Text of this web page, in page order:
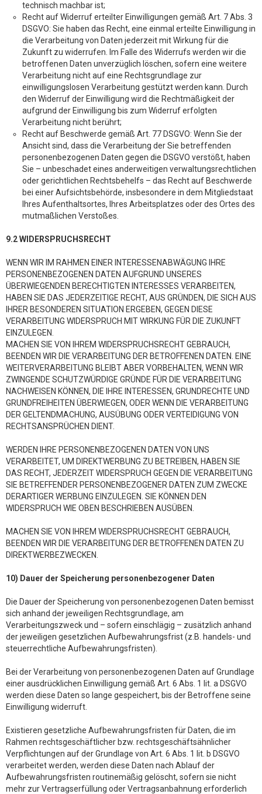
technisch machbar ist;
Recht auf Widerruf erteilter Einwilligungen gemäß Art. 7 Abs. 3
DSGVO: Sie haben das Recht, eine einmal erteilte Einwilligung in
die Verarbeitung von Daten jederzeit mit Wirkung für die
Zukunft zu widerrufen. Im Falle des Widerrufs werden wir die
betroffenen Daten unverzüglich löschen, sofern eine weitere
Verarbeitung nicht auf eine Rechtsgrundlage zur
einwilligungslosen Verarbeitung gestützt werden kann. Durch
den Widerruf der Einwilligung wird die Rechtmäßigkeit der
aufgrund der Einwilligung bis zum Widerruf erfolgten
Verarbeitung nicht berührt;
Recht auf Beschwerde gemäß Art. 77 DSGVO: Wenn Sie der
Ansicht sind, dass die Verarbeitung der Sie betreffenden
personenbezogenen Daten gegen die DSGVO verstößt, haben
Sie – unbeschadet eines anderweitigen verwaltungsrechtlichen
oder gerichtlichen Rechtsbehelfs – das Recht auf Beschwerde
bei einer Aufsichtsbehörde, insbesondere in dem Mitgliedstaat
Ihres Aufenthaltsortes, Ihres Arbeitsplatzes oder des Ortes des
mutmaßlichen Verstoßes.
9.2 WIDERSPRUCHSRECHT
WENN WIR IM RAHMEN EINER INTERESSENABWÄGUNG IHRE
PERSONENBEZOGENEN DATEN AUFGRUND UNSERES
ÜBERWIEGENDEN BERECHTIGTEN INTERESSES VERARBEITEN,
HABEN SIE DAS JEDERZEITIGE RECHT, AUS GRÜNDEN, DIE SICH AUS
IHRER BESONDEREN SITUATION ERGEBEN, GEGEN DIESE
VERARBEITUNG WIDERSPRUCH MIT WIRKUNG FÜR DIE ZUKUNFT
EINZULEGEN.
MACHEN SIE VON IHREM WIDERSPRUCHSRECHT GEBRAUCH,
BEENDEN WIR DIE VERARBEITUNG DER BETROFFENEN DATEN. EINE
WEITERVERARBEITUNG BLEIBT ABER VORBEHALTEN, WENN WIR
ZWINGENDE SCHUTZWÜRDIGE GRÜNDE FÜR DIE VERARBEITUNG
NACHWEISEN KÖNNEN, DIE IHRE INTERESSEN, GRUNDRECHTE UND
GRUNDFREIHEITEN ÜBERWIEGEN, ODER WENN DIE VERARBEITUNG
DER GELTENDMACHUNG, AUSÜBUNG ODER VERTEIDIGUNG VON
RECHTSANSPRÜCHEN DIENT.
WERDEN IHRE PERSONENBEZOGENEN DATEN VON UNS
VERARBEITET, UM DIREKTWERBUNG ZU BETREIBEN, HABEN SIE
DAS RECHT, JEDERZEIT WIDERSPRUCH GEGEN DIE VERARBEITUNG
SIE BETREFFENDER PERSONENBEZOGENER DATEN ZUM ZWECKE
DERARTIGER WERBUNG EINZULEGEN. SIE KÖNNEN DEN
WIDERSPRUCH WIE OBEN BESCHRIEBEN AUSÜBEN.
MACHEN SIE VON IHREM WIDERSPRUCHSRECHT GEBRAUCH,
BEENDEN WIR DIE VERARBEITUNG DER BETROFFENEN DATEN ZU
DIREKTWERBEZWECKEN.
10) Dauer der Speicherung personenbezogener Daten
Die Dauer der Speicherung von personenbezogenen Daten bemisst
sich anhand der jeweiligen Rechtsgrundlage, am
Verarbeitungszweck und – sofern einschlägig – zusätzlich anhand
der jeweiligen gesetzlichen Aufbewahrungsfrist (z.B. handels- und
steuerrechtliche Aufbewahrungsfristen).
Bei der Verarbeitung von personenbezogenen Daten auf Grundlage
einer ausdrücklichen Einwilligung gemäß Art. 6 Abs. 1 lit. a DSGVO
werden diese Daten so lange gespeichert, bis der Betroffene seine
Einwilligung widerruft.
Existieren gesetzliche Aufbewahrungsfristen für Daten, die im
Rahmen rechtsgeschäftlicher bzw. rechtsgeschäftsähnlicher
Verpflichtungen auf der Grundlage von Art. 6 Abs. 1 lit. b DSGVO
verarbeitet werden, werden diese Daten nach Ablauf der
Aufbewahrungsfristen routinemäßig gelöscht, sofern sie nicht
mehr zur Vertragserfüllung oder Vertragsanbahnung erforderlich